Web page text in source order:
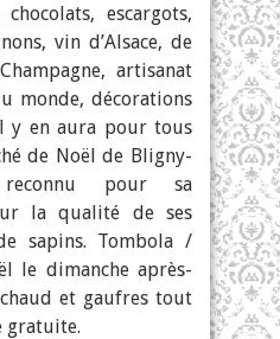
escargots,
vin d’Alsace, de
artisanat
monde, décorations
en aura pour tous
de Noël de Bligny-
pour sa
la qualité de ses
sapins. Tombola /
le dimanche après-
et gaufres tout
gratuite.